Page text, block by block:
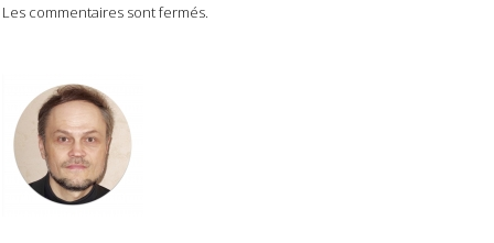
Les commentaires sont fermés.